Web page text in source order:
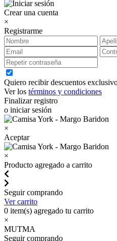
Crear una cuenta
×
Registrarme
Quiero recibir descuentos
Ver los términos y condiciones
Finalizar registro
o iniciar sesión
×
Aceptar
×
Producto agregado a carrito
Seguir comprando
Ver carrito
0 item(s) agregado tu carrito
×
MUTMA
Seguir comprando